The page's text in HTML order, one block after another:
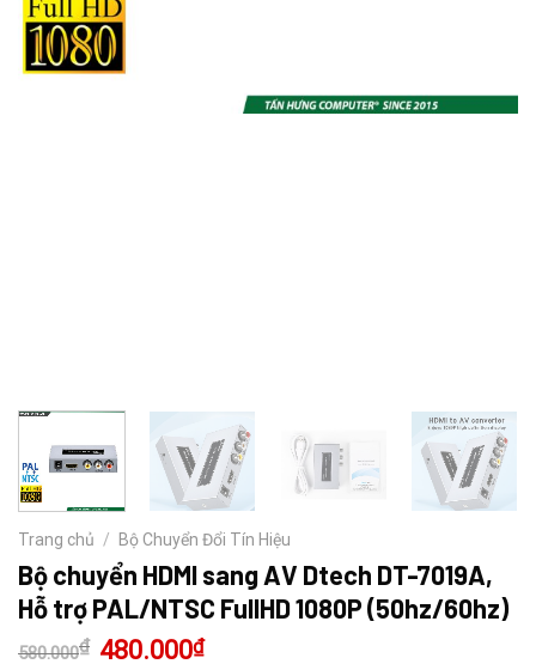
Trang chủ / Bộ Chuyển Đổi Tín Hiệu
Bộ chuyển HDMI sang AV Dtech DT-7019A,
Hỗ trợ PAL/NTSC FullHD 1080P (50hz/60hz)
580.000₫
Giá
480.000₫Giá